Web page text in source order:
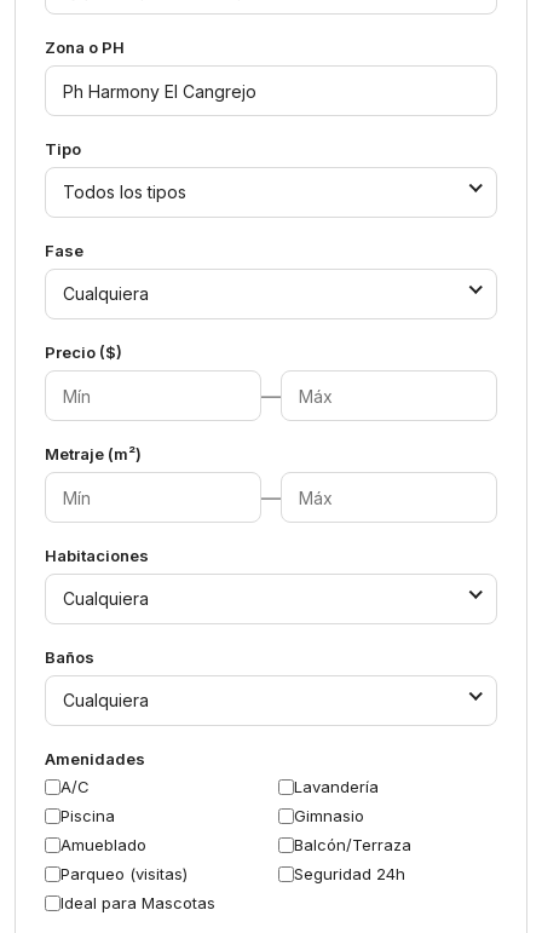
Zona o PH
Tipo
Todos los tipos
Fase
Cualquiera
Precio ($)
—
Metraje (m²)
—
Habitaciones
Cualquiera
Baños
Cualquiera
Amenidades
A/C
Lavandería
Piscina
Gimnasio
Amueblado
Balcón/Terraza
Parqueo (visitas)
Seguridad 24h
Ideal para Mascotas